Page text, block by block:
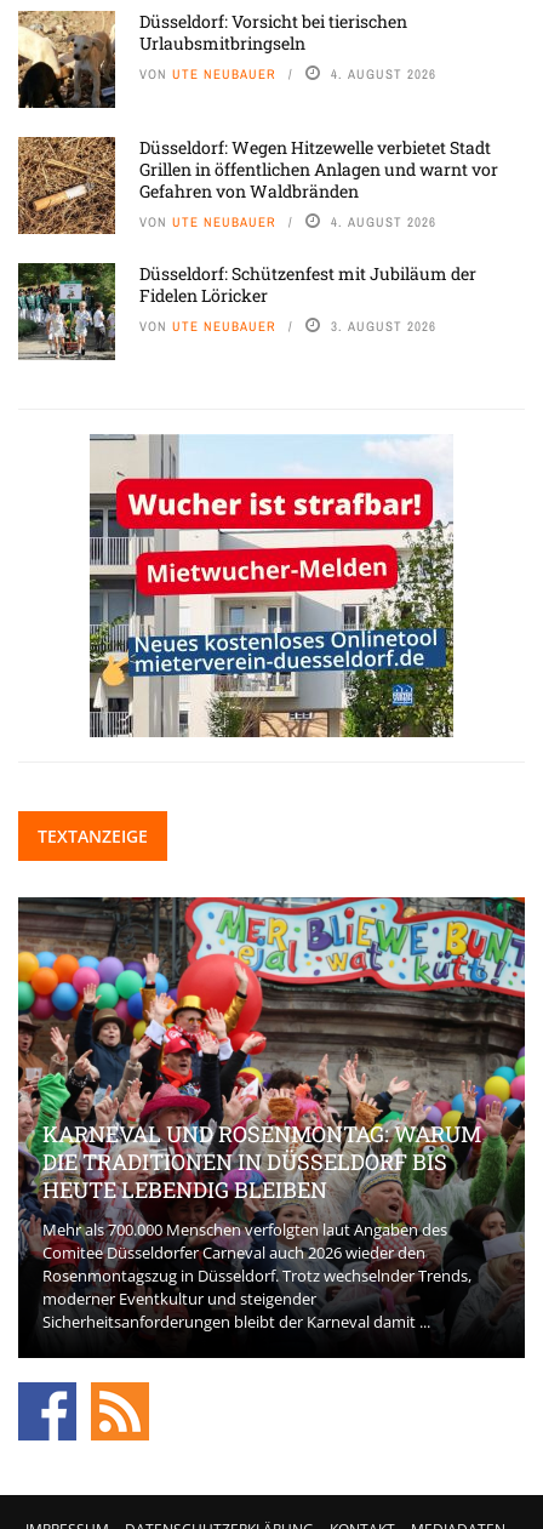
Düsseldorf: Vorsicht bei tierischen
Urlaubsmitbringseln
VON UTE NEUBAUER 4. AUGUST 2026
Düsseldorf: Wegen Hitzewelle verbietet Stadt
Grillen in öffentlichen Anlagen und warnt vor
Gefahren von Waldbränden
VON UTE NEUBAUER 4. AUGUST 2026
Düsseldorf: Schützenfest mit Jubiläum der
Fidelen Löricker
VON UTE NEUBAUER 3. AUGUST 2026
TEXTANZEIGE
KARNEVAL UND ROSENMONTAG: WARUM
DIE TRADITIONEN IN DÜSSELDORF BIS
HEUTE LEBENDIG BLEIBEN
Mehr als 700.000 Menschen verfolgten laut Angaben des
Comitee Düsseldorfer Carneval auch 2026 wieder den
Rosenmontagszug in Düsseldorf. Trotz wechselnder Trends,
moderner Eventkultur und steigender
Sicherheitsanforderungen bleibt der Karneval damit ...